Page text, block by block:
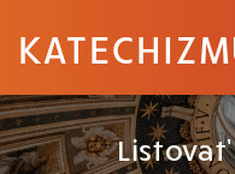
Listovať